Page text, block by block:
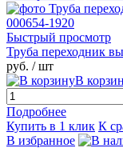
Быстрый просмотр
Труба переходник
руб. / шт
В
Подробнее
Купить в 1 клик К
В избранное